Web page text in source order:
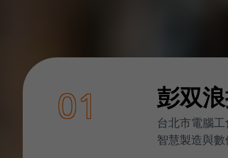
01 彭双
台北市電腦
智慧製造與數